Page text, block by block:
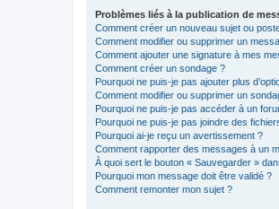
Problèmes liés à la publication de
Comment créer un nouveau sujet ou
Comment modifier ou supprimer un
Comment ajouter une signature à mes
Comment créer un sondage ?
Pourquoi ne puis-je pas ajouter plus
Comment modifier ou supprimer un
Pourquoi ne puis-je pas accéder à un
Pourquoi ne puis-je pas joindre des
Pourquoi ai-je reçu un avertissement ?
Comment rapporter des messages à un
À quoi sert le bouton « Sauvegarder »
Pourquoi mon message doit être validé ?
Comment remonter mon sujet ?